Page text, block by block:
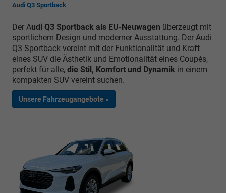
Audi Q3 Sportback
Der Audi Q3 Sportback als EU-Neuwagen überzeugt mit
sportlichem Design und moderner Ausstattung. Der Audi
Q3 Sportback vereint mit der Funktionalität und Kraft
eines SUV die Ästhetik und Emotionalität eines Coupés,
perfekt für alle, die Stil, Komfort und Dynamik in einem
kompakten SUV vereint suchen.
Unsere Fahrzeugangebote »